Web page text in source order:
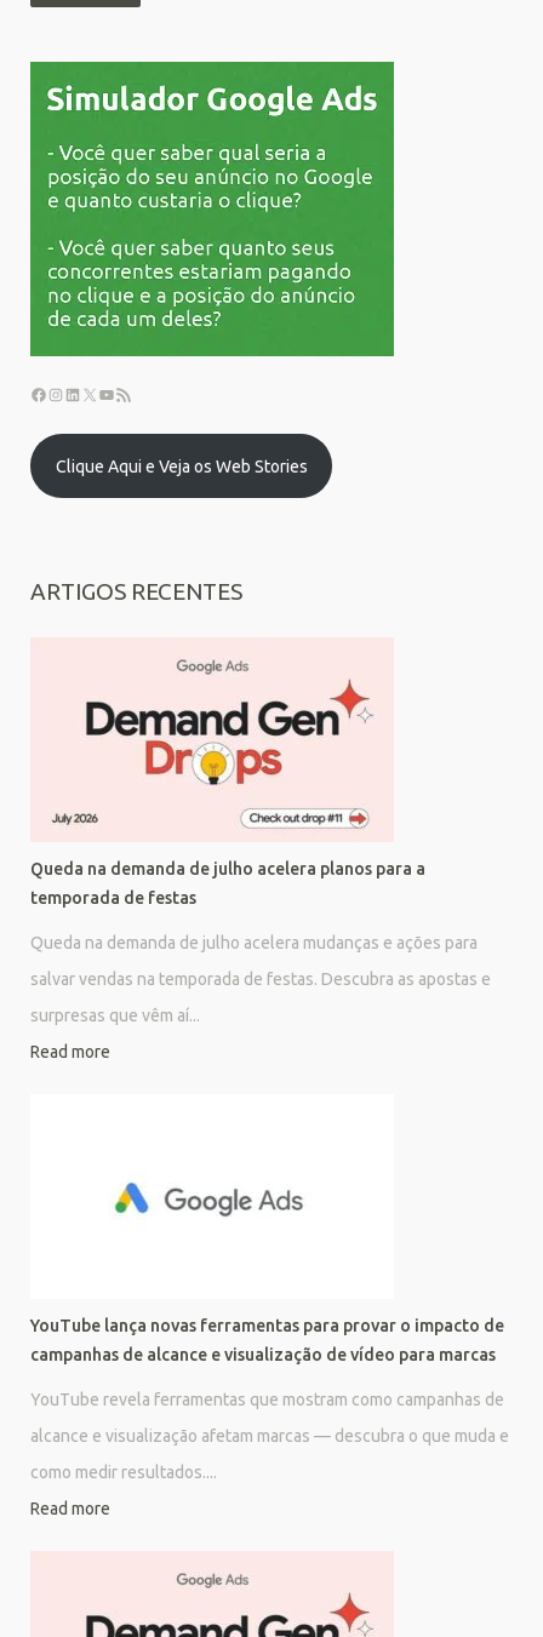
Clique Aqui e Veja os Web Stories
ARTIGOS RECENTES
Queda na demanda de julho acelera planos para a
temporada de festas
Queda na demanda de julho acelera mudanças e ações para
salvar vendas na temporada de festas. Descubra as apostas e
surpresas que vêm aí...
Read more
YouTube lança novas ferramentas para provar o impacto de
campanhas de alcance e visualização de vídeo para marcas
YouTube revela ferramentas que mostram como campanhas de
alcance e visualização afetam marcas — descubra o que muda e
como medir resultados....
Read more